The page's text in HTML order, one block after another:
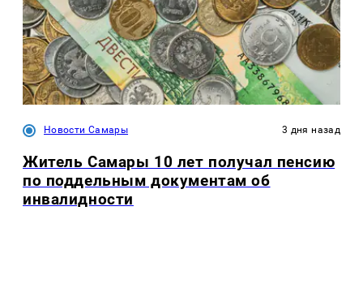
Новости Самары 3 дня назад
Житель Самары 10 лет получал пенсию
по поддельным документам об
инвалидности